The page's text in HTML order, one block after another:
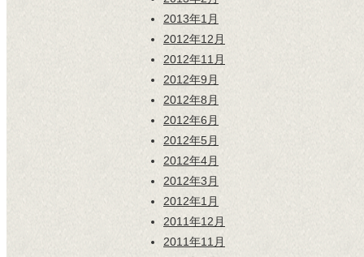
2013年1月
2012年12月
2012年11月
2012年9月
2012年8月
2012年6月
2012年5月
2012年4月
2012年3月
2012年1月
2011年12月
2011年11月